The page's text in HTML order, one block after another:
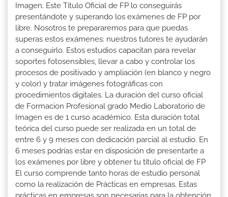
Imagen. Este Título Oficial de FP lo conseguirás
presentándote y superando los exámenes de FP por
libre. Nosotros te prepararemos para que puedas
superas estos exámenes: nuestros tutores te ayudarán
a conseguirlo. Estos estudios capacitan para revelar
soportes fotosensibles, llevar a cabo y controlar los
procesos de positivado y ampliación (en blanco y negro
y color) y tratar imágenes fotográficas con
procedimientos digitales. La duración del curso oficial
de Formacion Profesional grado Medio Laboratorio de
Imagen es de 1 curso académico. Esta duración total
teórica del curso puede ser realizada en un total de
entre 6 y 9 meses con dedicación parcial al estudio. En
6 meses podrías estar en disposición de presentarte a
los exámenes por libre y obtener tu título oficial de FP
El curso comprende tanto horas de estudio personal
como la realización de Prácticas en empresas. Estas